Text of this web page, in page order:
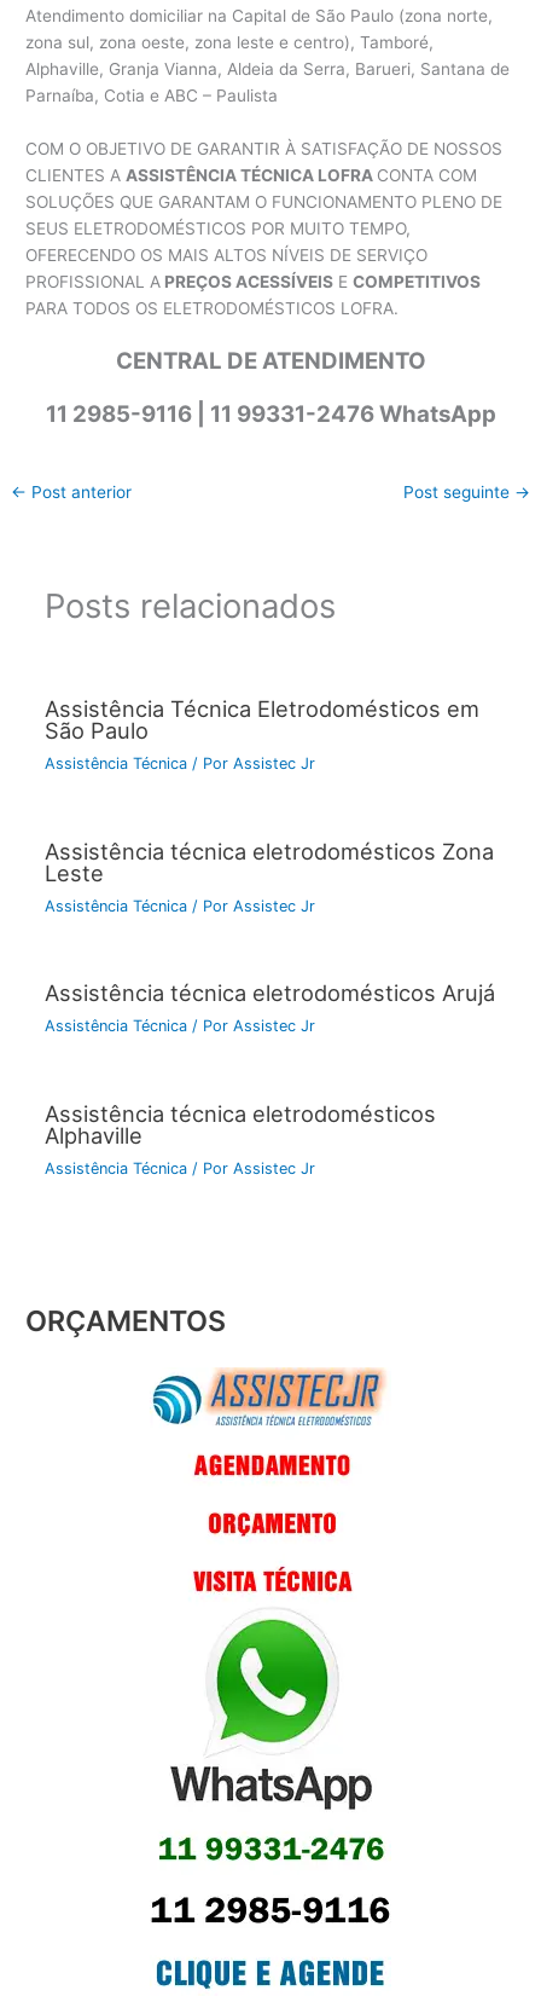
Atendimento domiciliar na Capital de São Paulo (zona norte,
zona sul, zona oeste, zona leste e centro), Tamboré,
Alphaville, Granja Vianna, Aldeia da Serra, Barueri, Santana de
Parnaíba, Cotia e ABC – Paulista
COM O OBJETIVO DE GARANTIR À SATISFAÇÃO DE NOSSOS
CLIENTES A ASSISTÊNCIA TÉCNICA LOFRA CONTA COM
SOLUÇÕES QUE GARANTAM O FUNCIONAMENTO PLENO DE
SEUS ELETRODOMÉSTICOS POR MUITO TEMPO,
OFERECENDO OS MAIS ALTOS NÍVEIS DE SERVIÇO
PROFISSIONAL A PREÇOS ACESSÍVEIS ECOMPETITIVOS
PARA TODOS OS ELETRODOMÉSTICOS LOFRA.
CENTRAL DE ATENDIMENTO
11 2985-9116 | 11 99331-2476 WhatsApp
← Post anterior Post seguinte →
Posts relacionados
Assistência Técnica Eletrodomésticos em
São Paulo
Assistência Técnica/ Por Assistec Jr
Assistência técnica eletrodomésticos Zona
Leste
Assistência Técnica/ Por Assistec Jr
Assistência técnica eletrodomésticos Arujá
Assistência Técnica/ Por Assistec Jr
Assistência técnica eletrodomésticos
Alphaville
Assistência Técnica/ Por Assistec Jr
ORÇAMENTOS